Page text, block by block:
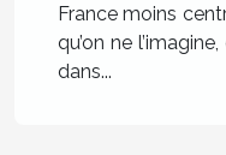
France moins
qu’on ne
dans...